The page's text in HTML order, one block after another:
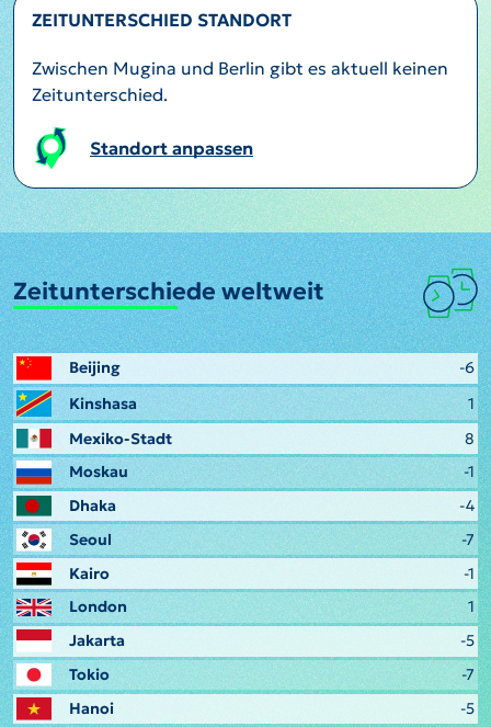
ZEITUNTERSCHIED STANDORT
Zwischen Mugina und Berlin gibt es aktuell keinen
Zeitunterschied.
Standort anpassen
Zeitunterschiede weltweit
Beijing
-6
Kinshasa
1
Mexiko-Stadt
8
Moskau
-1
Dhaka
-4
Seoul
-7
Kairo
-1
London
1
Jakarta
-5
Tokio
-7
Hanoi
-5